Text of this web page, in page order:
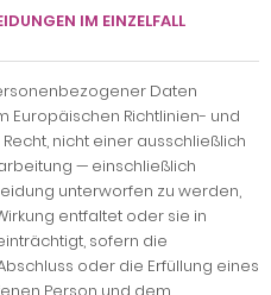
IM EINZELFALL
Daten
Europäischen Richtlinien- und
nicht einer ausschließlich
— einschließlich
unterworfen zu werden,
entfaltet oder sie in
sofern die
oder die Erfüllung eines
Person und dem